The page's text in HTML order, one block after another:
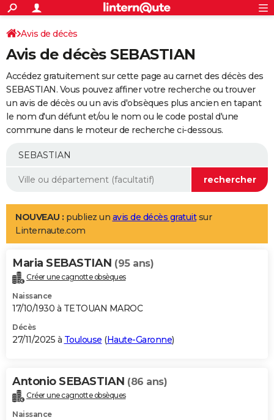
ACTUALITÉS
Politique
Société
Faits Divers
Education
Monde
Villes
+
SPORT
Coupe du monde 2026
Football
Tennis
Cyclisme
Rugby
Forum
Programme TV
TNT
Streaming
Cinéma
Sorties cinéma
Musique
+
FINANCE
Impôts
Immobilier
Risques naturels par ville
Banque
Assurance
Crédit
AUTO
Essais
Réserver un essai
Citadines
Berlines
SUV
Forum auto
+
Mobiles
Meilleur smartphone
Internet
Ordinateurs
Jeux vidéo
Guide high-tech
Aménagement intérieur
LIFESTYLE
Art de vivre
Bien-être
Loisirs
Mode
Modes de vie
Alimentation
Guide de la santé
Maladies
Médicaments
Sommeil
VOYAGE
Destinations
City break
Voyage nature
Voyage de noces
Forum
Climat
+PHOTO
GUIDES D'ACHAT
BONS PLANS
Carte de Noël
Carte Bonne année
Carte Saint-Valentin
Carte Pâques
Carte d'anniversaire
DICTIONNAIRE
Dictionnaire
Biographies
Citations
Expressions
Proverbes
PROGRAMME TV
Avis de décès
Avis de décès SEBASTIAN
Accédez gratuitement sur cette page au carnet des décès des
SEBASTIAN. Vous pouvez affiner votre recherche ou trouver
un avis de décès ou un avis d'obsèques plus ancien en tapant
le nom d'un défunt et/ou le nom ou le code postal d'une
commune dans le moteur de recherche ci-dessous.
NOUVEAU : publiez un avis de décès gratuitsur
Linternaute.com
Maria SEBASTIAN (95 ans)
Créer une cagnotte obsèques
Naissance
17/10/1930 à TETOUAN MAROC
Décès
27/11/2025 à Toulouse (Haute-Garonne)
Antonio SEBASTIAN (86 ans)
Créer une cagnotte obsèques
Naissance